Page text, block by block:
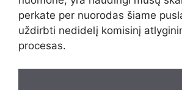
perkate per nuorodas šiame
uždirbti nedidelį komisinį
procesas.